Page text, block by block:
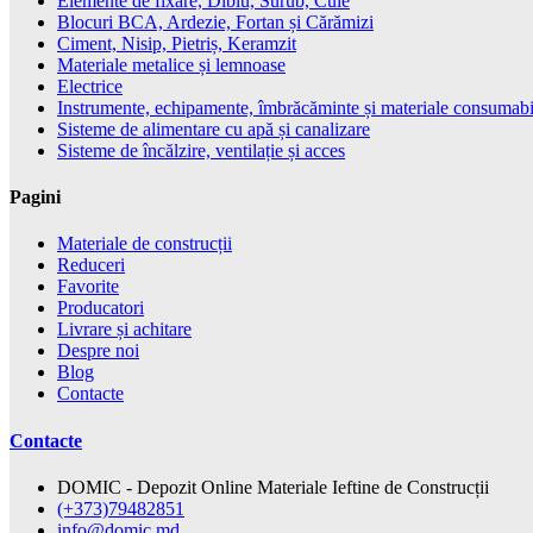
Blocuri BCA, Ardezie, Fortan și Cărămizi
Ciment, Nisip, Pietriș, Keramzit
Materiale metalice și lemnoase
Electrice
Instrumente, echipamente, îmbrăcăminte și materiale
Sisteme de alimentare cu apă și canalizare
Sisteme de încălzire, ventilație și acces
Pagini
Materiale de construcții
Reduceri
Favorite
Producatori
Livrare și achitare
Despre noi
Blog
Contacte
Contacte
DOMIC - Depozit Online Materiale Ieftine de Construcții
(+373)79482851